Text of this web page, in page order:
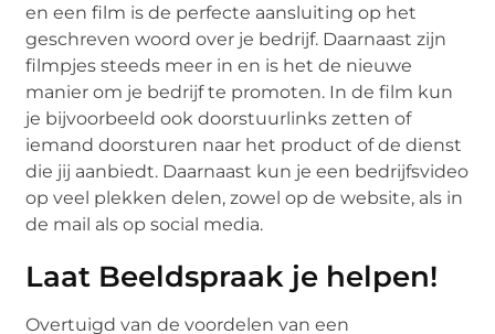
en een film is de perfecte aansluiting op het
geschreven woord over je bedrijf. Daarnaast zijn
filmpjes steeds meer in en is het de nieuwe
manier om je bedrijf te promoten. In de film kun
je bijvoorbeeld ook doorstuurlinks zetten of
iemand doorsturen naar het product of de dienst
die jij aanbiedt. Daarnaast kun je een bedrijfsvideo
op veel plekken delen, zowel op de website, als in
de mail als op social media.
Laat Beeldspraak je helpen!
Overtuigd van de voordelen van een